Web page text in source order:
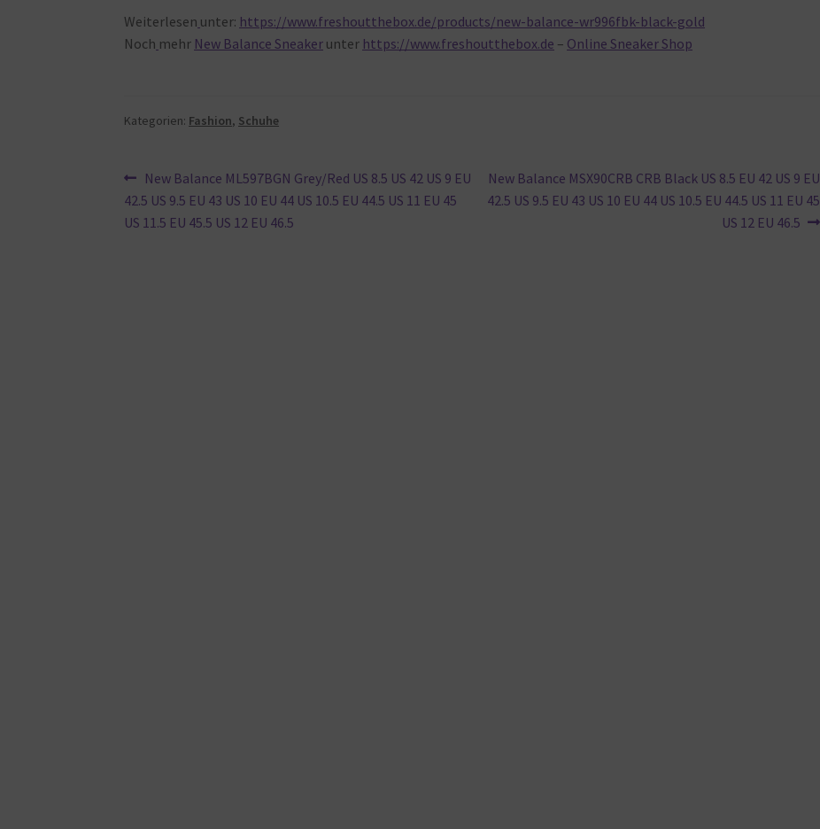
Weiterlesen unter: https://www.freshoutthebox.de/products/new-balance-wr996fbk-black-gold
Noch mehr New Balance Sneaker unter https://www.freshoutthebox.de – Online Sneaker Shop
Kategorien: Fashion, Schuhe
Beitragsnavigation
Vorheriger
Beitrag:
New Balance ML597BGN Grey/Red US 8.5 US 42 US 9 EU
42.5 US 9.5 EU 43 US 10 EU 44 US 10.5 EU 44.5 US 11 EU 45
US 11.5 EU 45.5 US 12 EU 46.5
Nächster
Beitrag:
New Balance MSX90CRB CRB Black US 8.5 EU 42 US 9 EU
42.5 US 9.5 EU 43 US 10 EU 44 US 10.5 EU 44.5 US 11 EU 45
US 12 EU 46.5